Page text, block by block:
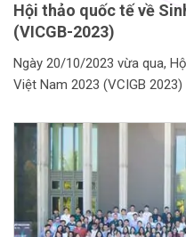
Hội thảo quốc tế về
(VICGB-2023)
Ngày 20/10/2023 vừa qua,
Việt Nam 2023 (VCIGB 2023)